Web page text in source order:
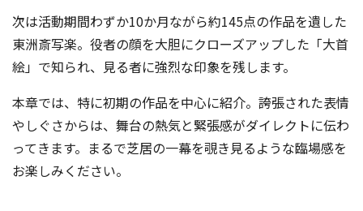
次は活動期間わずか10か月ながら約145点の作品を遺した
東洲斎写楽。役者の顔を大胆にクローズアップした「大首
絵」で知られ、見る者に強烈な印象を残します。
本章では、特に初期の作品を中心に紹介。誇張された表情
やしぐさからは、舞台の熱気と緊張感がダイレクトに伝わ
ってきます。まるで芝居の一幕を覗き見るような臨場感を
お楽しみください。